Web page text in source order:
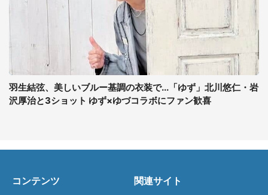
羽生結弦、美しいブルー基調の衣装で...「ゆず」北川悠仁・岩
沢厚治と3ショット ゆず×ゆづコラボにファン歓喜
コンテンツ 関連サイト